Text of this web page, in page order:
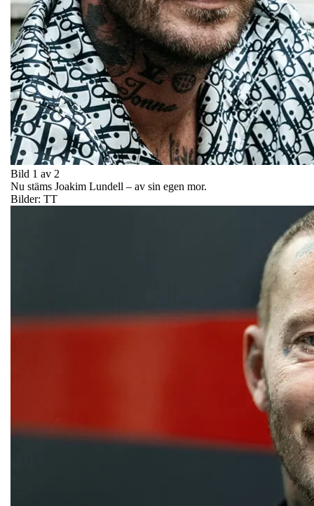
Bild 1 av 2
Nu stäms Joakim Lundell – av sin egen mor.
Bilder: TT